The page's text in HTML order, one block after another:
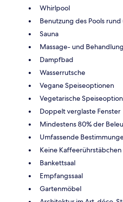
Whirlpool
Benutzung des Pools
Sauna
Massage- und
Dampfbad
Wasserrutsche
Vegane Speiseoptionen
Vegetarische
Doppelt verglaste Fenster
Mindestens 80% der
Umfassende
Keine Kaffeerührstäbchen
Bankettsaal
Empfangssaal
Gartenmöbel